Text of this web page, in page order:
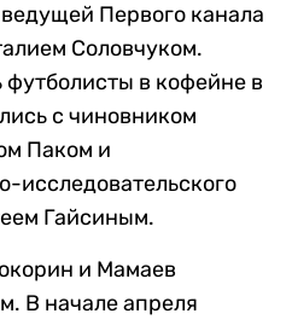
Первого канала
Соловчуком.
футболисты в кофейне в
с чиновником
Паком и
исследовательского
Гайсиным.
и Мамаев
В начале апреля